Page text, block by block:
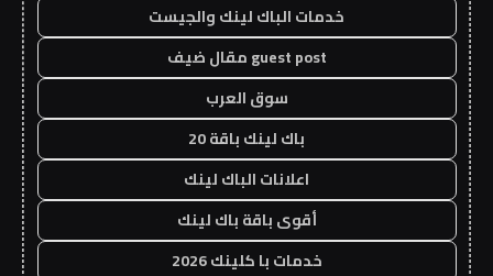
خدمات الباك لينك والجيست
guest post مقال ضيف
سوق العرب
باك لينك باقة 20
اعلانات الباك لينك
أقوى باقة باك لينك
خدمات با كلينك 2026